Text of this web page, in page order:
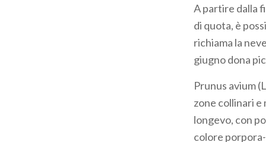
A partire dalla
di quota, è
richiama la
giugno dona
Prunus avium
zone collinari
longevo, con
colore